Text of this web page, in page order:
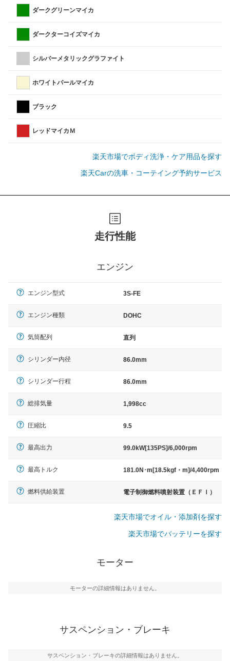
ダークグリーンマイカ
ダークターコイズマイカ
シルバーメタリックグラファイト
ホワイトパールマイカ
ブラック
レッドマイカＭ
楽天市場でボディ洗浄・ケア用品を探す
楽天Carの洗車・コーテイング予約サービス
走行性能
エンジン
エンジン型式 3S-FE
エンジン種類 DOHC
気筒配列 直列
シリンダー内径 86.0mm
シリンダー行程 86.0mm
総排気量 1,998cc
圧縮比 9.5
最高出力 99.0kW[135PS]/6,000rpm
最高トルク 181.0N･m[18.5kgf・m]/4,400rpm
燃料供給装置 電子制御燃料噴射装置（ＥＦＩ）
楽天市場でオイル・添加剤を探す
楽天市場でバッテリーを探す
モーター
モーターの詳細情報はありません。
サスペンション・ブレーキ
サスペンション・ブレーキの詳細情報はありません。